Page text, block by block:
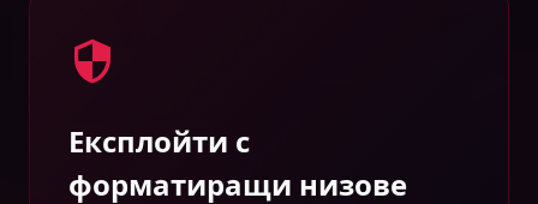
Експлойти с
форматиращи низове